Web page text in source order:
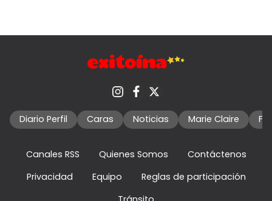
Diario Perfil Caras Noticias Marie Claire
Canales RSS Quienes Somos
Contáctenos
Privacidad
Equipo
Reglas de participación